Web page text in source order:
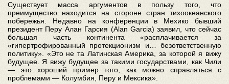
Существует масса аргументов в пользу того, что
преимущество находится на стороне стран тихоокеанского
побережья. Недавно на конференции в Мехико бывший
президент Перу Алан Гарсия (Alan Garcia) заявил, что сейчас
большая часть континента «расплачивается за
«гипертрофированный протекционизм и… безответственную
политику». «Это не та Латинская Америка, за которой я вижу
будущее. Я вижу будущее за такими государствами, как Чили
— это хороший пример того, как можно справляться с
проблемами — Колумбия, Перу и Мексика».